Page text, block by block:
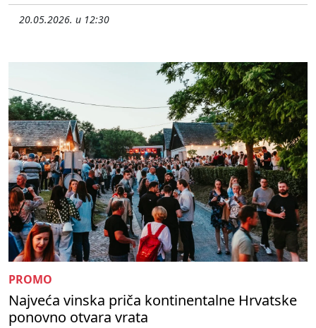
20.05.2026. u 12:30
PROMO
Najveća vinska priča kontinentalne Hrvatske
ponovno otvara vrata